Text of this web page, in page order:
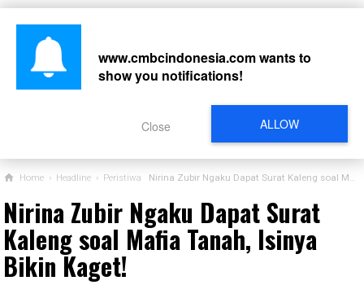
Home › Headline › Peristiwa Nirina Zubir Ngaku Dapat Surat Kaleng soal Mafia Tanah, Isinya Bikin Kaget!
Nirina Zubir Ngaku Dapat Surat
Kaleng soal Mafia Tanah, Isinya
Bikin Kaget!
www.cmbcindonesia.comwants to
show you notifications!
ALLOW
Close